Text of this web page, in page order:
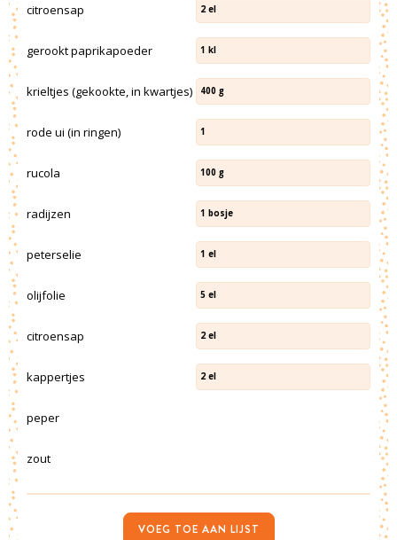
citroensap 2 el
gerookt paprikapoeder 1 kl
krieltjes (gekookte, in kwartjes) 400 g
rode ui (in ringen) 1
rucola 100 g
radijzen 1 bosje
peterselie 1 el
olijfolie 5 el
citroensap 2 el
kappertjes 2 el
peper
zout
VOEG TOE AAN LIJST